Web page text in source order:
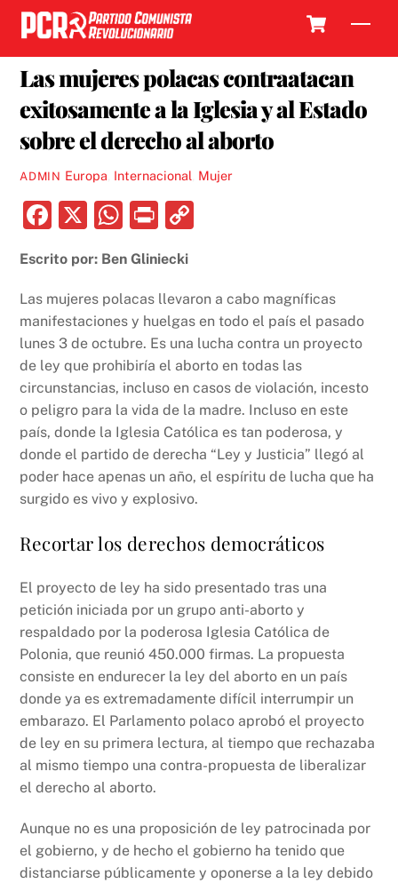
Skip
content
Las mujeres polacas contraatacan
exitosamente a la Iglesia y al Estado
sobre el derecho al aborto
ADMIN Europa Internacional Mujer
F
c
e
b
o
o
k
X
W
at
s
A
p
p
P
nt
y
Li
n
k
Escrito por: Ben Gliniecki
Las mujeres polacas llevaron a cabo magníficas
manifestaciones y huelgas en todo el país el pasado
lunes 3 de octubre. Es una lucha contra un proyecto
de ley que prohibiría el aborto en todas las
circunstancias, incluso en casos de violación, incesto
o peligro para la vida de la madre. Incluso en este
país, donde la Iglesia Católica es tan poderosa, y
donde el partido de derecha “Ley y Justicia” llegó al
poder hace apenas un año, el espíritu de lucha que ha
surgido es vivo y explosivo.
Recortar los derechos democráticos
El proyecto de ley ha sido presentado tras una
petición iniciada por un grupo anti-aborto y
respaldado por la poderosa Iglesia Católica de
Polonia, que reunió 450.000 firmas. La propuesta
consiste en endurecer la ley del aborto en un país
donde ya es extremadamente difícil interrumpir un
embarazo. El Parlamento polaco aprobó el proyecto
de ley en su primera lectura, al tiempo que rechazaba
al mismo tiempo una contra-propuesta de liberalizar
el derecho al aborto.
Aunque no es una proposición de ley patrocinada por
el gobierno, y de hecho el gobierno ha tenido que
distanciarse públicamente y oponerse a la ley debido